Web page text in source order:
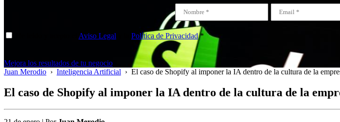
Aviso Legal Política de Privacidad*
Mejora los resultados de tu negocio
Juan Merodio › Inteligencia Artificial › El caso de Shopify al imponer la IA dentro de la cultura de la
El caso de Shopify al imponer la IA dentro de la cultura de la